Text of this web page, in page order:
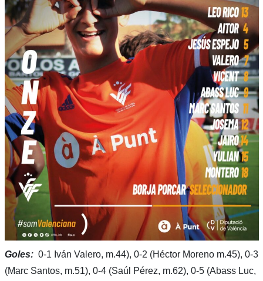
Goles:0-1 Iván Valero, m.44), 0-2 (Héctor Moreno m.45), 0-3
(Marc Santos, m.51), 0-4 (Saúl Pérez, m.62), 0-5 (Abass Luc,